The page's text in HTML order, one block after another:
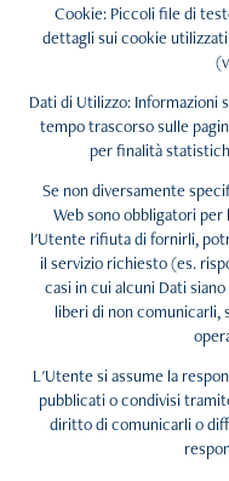
Cookie: Piccoli file di
dettagli sui cookie
Dati di Utilizzo: Informazioni
tempo trascorso sulle
per finalità
Se non diversamente
Web sono obbligatori
l'Utente rifiuta di fornirli,
il servizio richiesto (es.
casi in cui alcuni Dati
liberi di non comunicarli,
L'Utente si assume la
pubblicati o condivisi
diritto di comunicarli o